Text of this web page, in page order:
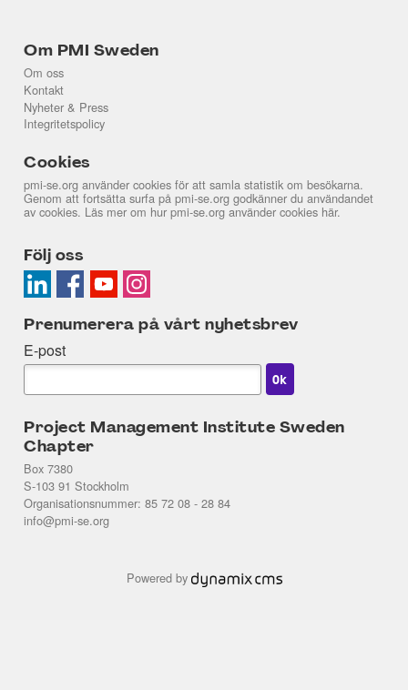
Om PMI Sweden
Om oss
Kontakt
Nyheter & Press
Integritetspolicy
Cookies
pmi-se.org använder cookies för att samla statistik om besökarna.
Genom att fortsätta surfa på pmi-se.org godkänner du användandet
av cookies. Läs mer om hur pmi-se.org använder cookies här.
Följ oss
Prenumerera på vårt nyhetsbrev
E-post
Project Management Institute Sweden
Chapter
Box 7380
S-103 91 Stockholm
Organisationsnummer: 85 72 08 - 28 84
info@pmi-se.org
Powered by